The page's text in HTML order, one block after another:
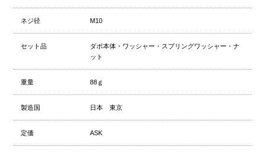
ネジ径 M10
セット品
ダボ本体・ワッシャー・スプリングワッシャー・ナ
ット
重量 88ｇ
製造国 日本 東京
定価 ASK